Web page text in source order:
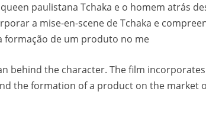
paulistana Tchaka e o homem atrás
a mise-en-scene de Tchaka e
formação de um produto no me
behind the character. The film
the formation of a product on the market